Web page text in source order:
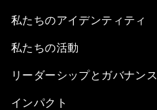
私たちのアイデンティティ
私たちの活動
リーダーシップとガバナンス
インパクト